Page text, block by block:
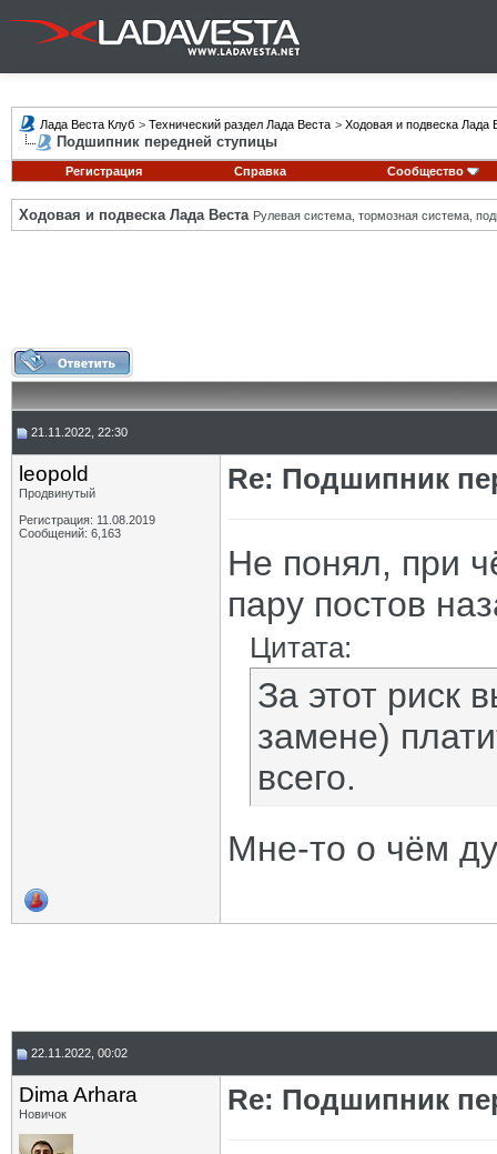
Лада Веста Клуб > Технический раздел Лада Веста > Ходовая и подвеска Лада
Подшипник передней ступицы
Регистрация Справка Сообщество
Ходовая и подвеска Лада Веста Рулевая система, тормозная система,
21.11.2022, 22:30
leopold
Продвинутый
Регистрация: 11.08.2019
Сообщений: 6,163
Re: Подшипник
Не понял, при
пару постов
Цитата:
За этот риск
замене)
всего.
Мне-то о чём
22.11.2022, 00:02
Dima Arhara
Новичок Re: Подшипник